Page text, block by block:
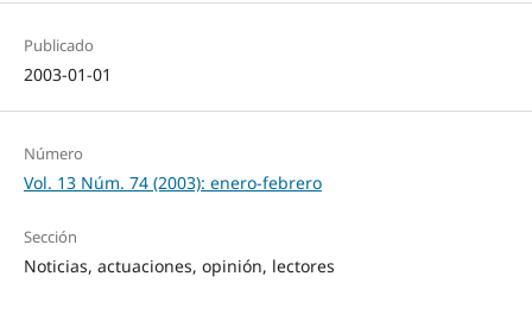
Publicado
2003-01-01
Número
Vol. 13 Núm. 74 (2003): enero-febrero
Sección
Noticias, actuaciones, opinión, lectores